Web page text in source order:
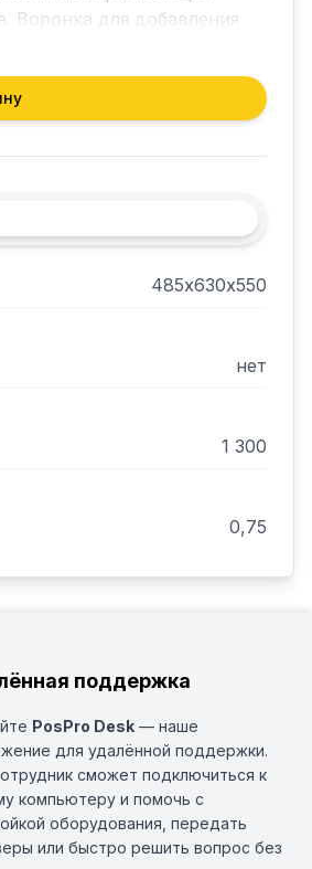
Воронка для добавления
4 л. Защитный
соответствует
485х630х550
нет
1 300
0,75
поддержка
PosPro Desk — наше
для удалённой поддержки.
сможет подключиться к
компьютеру и помочь с
оборудования, передать
или быстро решить вопрос без